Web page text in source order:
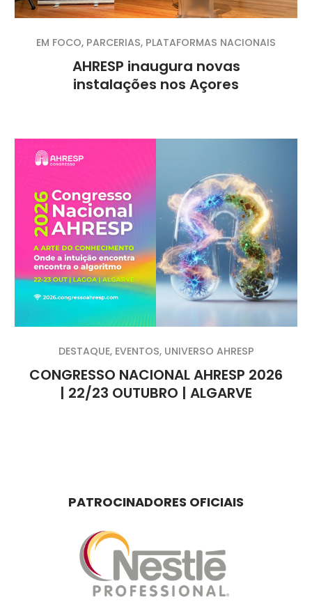
AHRESP inaugura novas
instalações nos Açores
EM FOCO, PARCERIAS, PLATAFORMAS NACIONAIS
CONGRESSO NACIONAL AHRESP 2026
| 22/23 OUTUBRO | ALGARVE
DESTAQUE, EVENTOS, UNIVERSO AHRESP
PATROCINADORES OFICIAIS